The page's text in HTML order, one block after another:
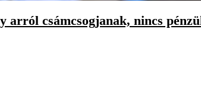
arról csámcsogjanak, nincs